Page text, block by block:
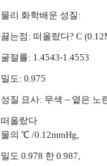
물리 화학배운 성질:
끓는점: 떠올랐다? C
굴절률: 1.4543-1.4553
밀도: 0.975
성질 묘사: 무색 ~ 옅은 노
떠올랐다
물의 ℃ /0.12mmHg,
밀도 0.978 한 0.987,